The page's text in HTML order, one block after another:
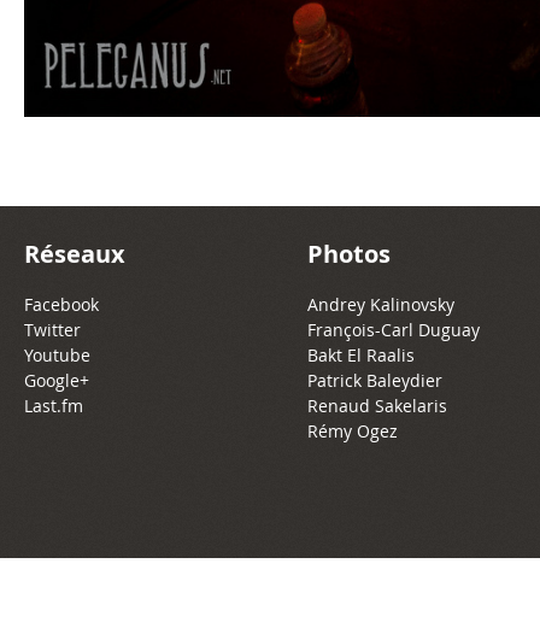
Réseaux
Facebook
Twitter
Youtube
Google+
Last.fm
Photos
Andrey Kalinovsky
François-Carl Duguay
Bakt El Raalis
Patrick Baleydier
Renaud Sakelaris
Rémy Ogez